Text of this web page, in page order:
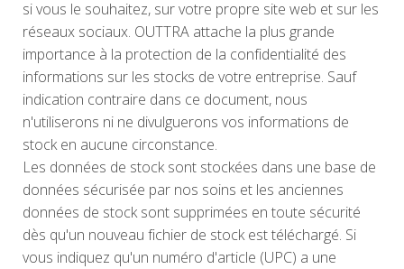
si vous le souhaitez, sur votre propre site web et sur les
réseaux sociaux. OUTTRA attache la plus grande
importance à la protection de la confidentialité des
informations sur les stocks de votre entreprise. Sauf
indication contraire dans ce document, nous
n'utiliserons ni ne divulguerons vos informations de
stock en aucune circonstance.
Les données de stock sont stockées dans une base de
données sécurisée par nos soins et les anciennes
données de stock sont supprimées en toute sécurité
dès qu'un nouveau fichier de stock est téléchargé. Si
vous indiquez qu'un numéro d'article (UPC) a une